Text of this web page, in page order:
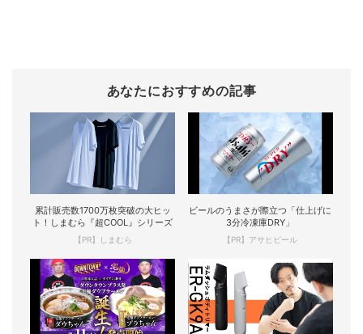
あなたにおすすめの記事
累計販売数1700万枚突破の大ヒッ
ト！しまむら『超COOL』シリーズ
【PR】しまむら
ビールのうまさが際立つ「仕上げに
3分冷凍庫DRY」
【PR】アサヒビール